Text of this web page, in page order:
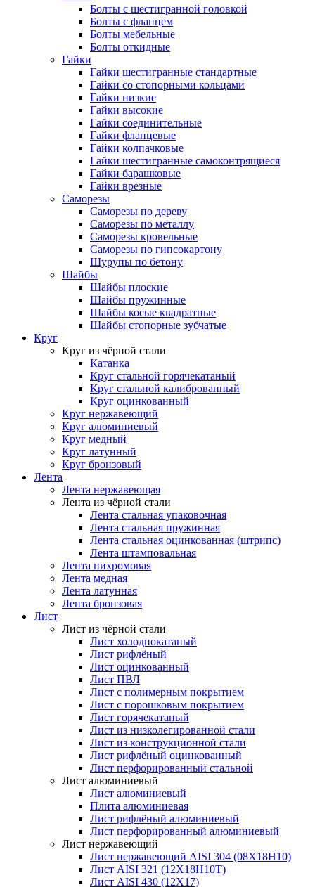
Болты с шестигранной головкой
Болты с фланцем
Болты мебельные
Болты откидные
Гайки
Гайки шестигранные стандартные
Гайки со стопорными кольцами
Гайки низкие
Гайки высокие
Гайки соединительные
Гайки фланцевые
Гайки колпачковые
Гайки шестигранные самоконтрящиеся
Гайки барашковые
Гайки врезные
Саморезы
Саморезы по дереву
Саморезы по металлу
Саморезы кровельные
Саморезы по гипсокартону
Шурупы по бетону
Шайбы
Шайбы плоские
Шайбы пружинные
Шайбы косые квадратные
Шайбы стопорные зубчатые
Круг
Круг из чёрной стали
Катанка
Круг стальной горячекатаный
Круг стальной калиброванный
Круг оцинкованный
Круг нержавеющий
Круг алюминиевый
Круг медный
Круг латунный
Круг бронзовый
Лента
Лента нержавеющая
Лента из чёрной стали
Лента стальная упаковочная
Лента стальная пружинная
Лента стальная оцинкованная (штрипс)
Лента штамповальная
Лента нихромовая
Лента медная
Лента латунная
Лента бронзовая
Лист
Лист из чёрной стали
Лист холоднокатаный
Лист рифлёный
Лист оцинкованный
Лист ПВЛ
Лист с полимерным покрытием
Лист с порошковым покрытием
Лист горячекатаный
Лист из низколегированной стали
Лист из конструкционной стали
Лист рифлёный оцинкованный
Лист перфорированный стальной
Лист алюминиевый
Лист алюминиевый
Плита алюминиевая
Лист рифлёный алюминиевый
Лист перфорированный алюминиевый
Лист нержавеющий
Лист нержавеющий AISI 304 (08Х18Н10)
Лист AISI 321 (12Х18Н10Т)
Лист AISI 430 (12Х17)